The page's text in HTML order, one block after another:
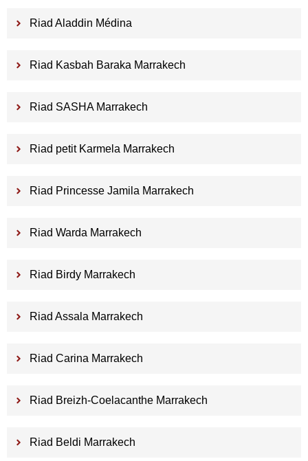
Riad Aladdin Médina
Riad Kasbah Baraka Marrakech
Riad SASHA Marrakech
Riad petit Karmela Marrakech
Riad Princesse Jamila Marrakech
Riad Warda Marrakech
Riad Birdy Marrakech
Riad Assala Marrakech
Riad Carina Marrakech
Riad Breizh-Coelacanthe Marrakech
Riad Beldi Marrakech